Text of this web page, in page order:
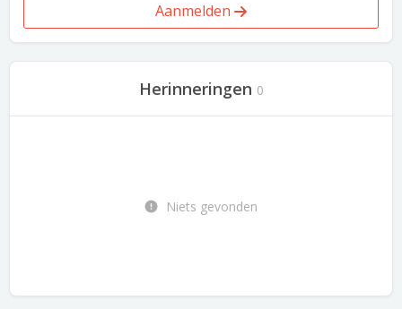
Aanmelden
Herinneringen 0
Niets gevonden